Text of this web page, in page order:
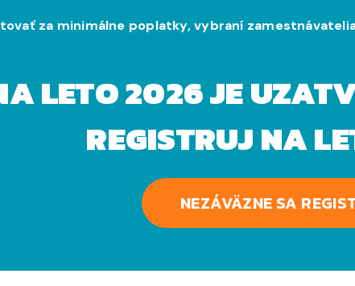
za minimálne poplatky, vybraní
LETO 2026 JE
REGISTRUJ NA
NEZÁVÄZNE SA